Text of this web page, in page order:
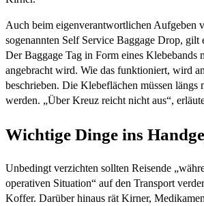
Auch beim eigenverantwortlichen Aufgeben
sogenannten Self Service Baggage Drop, gilt
Der Baggage Tag in Form eines Klebebands
angebracht wird. Wie das funktioniert, wird
beschrieben. Die Klebeflächen müssen längs
werden. „Über Kreuz reicht nicht aus“,
Wichtige Dinge ins
Unbedingt verzichten sollten Reisende
operativen Situation“ auf den Transport
Koffer. Darüber hinaus rät Kirner,